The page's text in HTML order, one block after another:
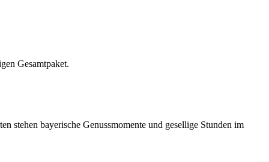
Gesamtpaket.
stehen bayerische Genussmomente und gesellige Stunden im